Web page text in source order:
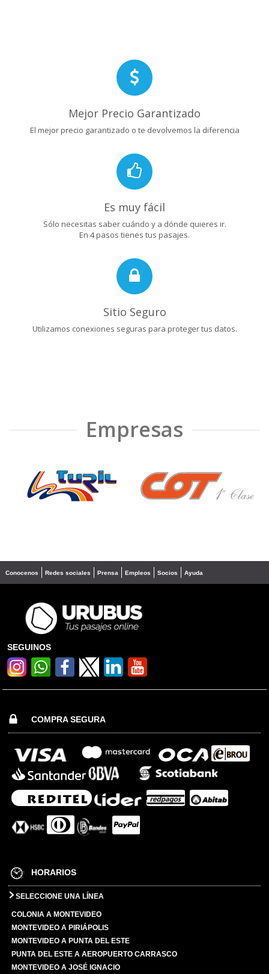
Mejor Precio Garantizado
El mejor precio garantizado o te devolvemos la diferencia
Es muy fácil
Sólo necesitas saber cuándo y a dónde quieres ir.
En 4 pasos tienes tus pasajes.
Sitio Seguro
Utilizamos conexiones seguras para proteger tus datos.
Empresas
❮ ❯
Conocenos Redes sociales Prensa Empleos Socios Ayuda
SEGUINOS
COMPRA SEGURA
HORARIOS
SELECCIONE UNA LÍNEA
COLONIA A MONTEVIDEO
MONTEVIDEO A PIRIÁPOLIS
MONTEVIDEO A PUNTA DEL ESTE
PUNTA DEL ESTE A AEROPUERTO CARRASCO
MONTEVIDEO A JOSÉ IGNACIO